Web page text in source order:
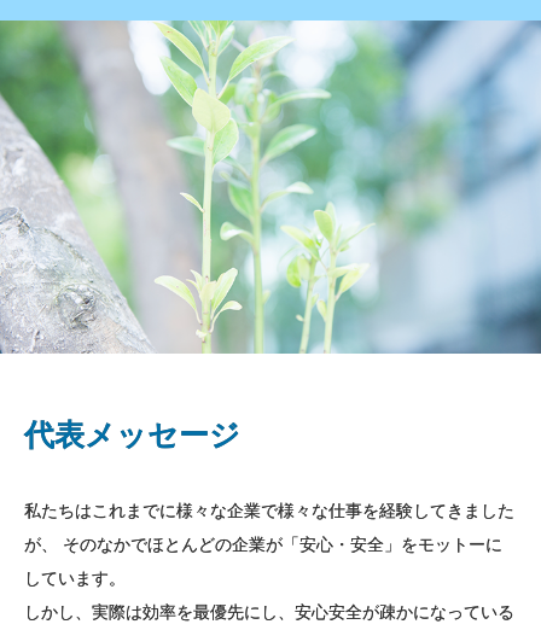
代表メッセージ
私たちはこれまでに様々な企業で様々な仕事を経験してきました
が、
そのなかでほとんどの企業が「安心・安全」をモットーに
しています。
しかし、実際は効率を最優先にし、安心安全が疎かになっている